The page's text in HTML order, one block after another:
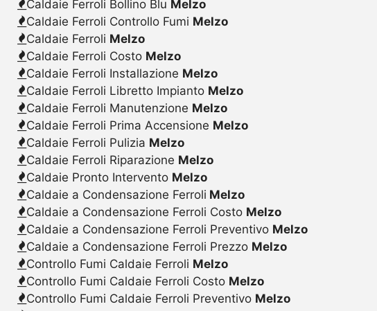
Caldaie Ferroli Bollino Blu Melzo
Caldaie Ferroli Controllo Fumi Melzo
Caldaie Ferroli Melzo
Caldaie Ferroli Costo Melzo
Caldaie Ferroli Installazione Melzo
Caldaie Ferroli Libretto Impianto Melzo
Caldaie Ferroli Manutenzione Melzo
Caldaie Ferroli Prima Accensione Melzo
Caldaie Ferroli Pulizia Melzo
Caldaie Ferroli Riparazione Melzo
Caldaie Pronto Intervento Melzo
Caldaie a Condensazione Ferroli Melzo
Caldaie a Condensazione Ferroli Costo Melzo
Caldaie a Condensazione Ferroli Preventivo Melzo
Caldaie a Condensazione Ferroli Prezzo Melzo
Controllo Fumi Caldaie Ferroli Melzo
Controllo Fumi Caldaie Ferroli Costo Melzo
Controllo Fumi Caldaie Ferroli Preventivo Melzo